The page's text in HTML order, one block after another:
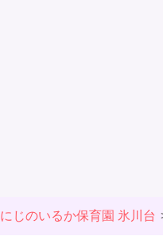
にじのいるか保育園 氷川台